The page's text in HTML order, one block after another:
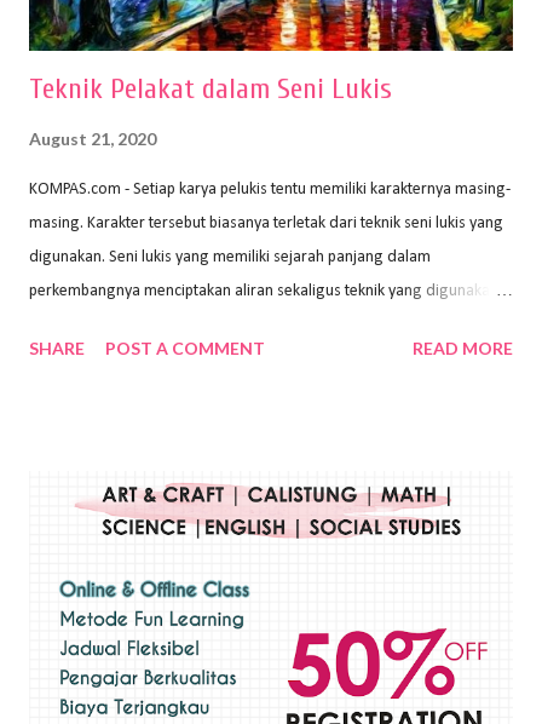
Teknik Pelakat dalam Seni Lukis
August 21, 2020
KOMPAS.com - Setiap karya pelukis tentu memiliki karakternya masing-
masing. Karakter tersebut biasanya terletak dari teknik seni lukis yang
digunakan. Seni lukis yang memiliki sejarah panjang dalam
perkembangnya menciptakan aliran sekaligus teknik yang digunakan.
Wayan Kun Adnyana, teknik yang berbeda tentunya akan
menggunakan bahan dasar cat air, cat akrilik, atau cat minyak dengan
sapuan warna cat yang tebal. Dengan memberikan sapuan warna
pelukis untuk menghasilkan lukisan yang mempesona dan tentunya
bernilai tinggi. Ciri teknik plakat Ciri-ciri teknik plakat, yaitu: Sapuan
warna yang kental dan tebal. Hasil lukisan menutupi seluruh bagian
medianya Mem...
SHARE POST A COMMENT READ MORE